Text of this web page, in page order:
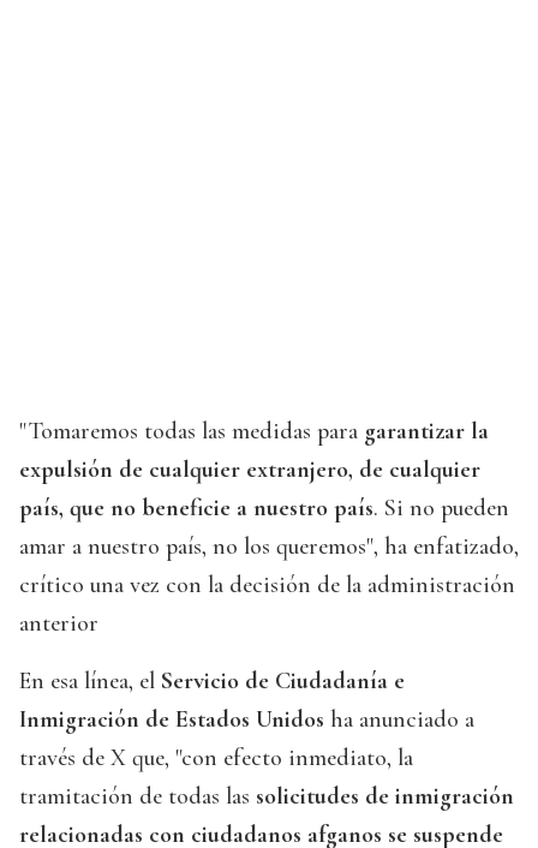
"Tomaremos todas las medidas para garantizar la
expulsión de cualquier extranjero, de cualquier
país, que no beneficie a nuestro país. Si no pueden
amar a nuestro país, no los queremos", ha enfatizado,
crítico una vez con la decisión de la administración
anterior
En esa línea, el Servicio de Ciudadanía e
Inmigración de Estados Unidos ha anunciado a
través de X que, "con efecto inmediato, la
tramitación de todas las solicitudes de inmigración
relacionadas con ciudadanos afganos se suspende